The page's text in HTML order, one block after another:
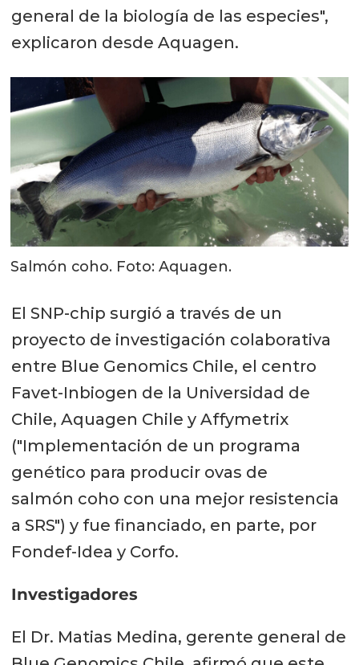
general de la biología de las especies",
explicaron desde Aquagen.
Salmón coho. Foto: Aquagen.
El SNP-chip surgió a través de un
proyecto de investigación colaborativa
entre Blue Genomics Chile, el centro
Favet-Inbiogen de la Universidad de
Chile, Aquagen Chile y Affymetrix
("Implementación de un programa
genético para producir ovas de
salmón coho con una mejor resistencia
a SRS") y fue financiado, en parte, por
Fondef-Idea y Corfo.
Investigadores
El Dr. Matias Medina, gerente general de